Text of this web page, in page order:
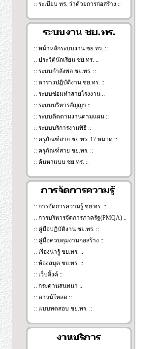
:: ระเบียบ ทร. ว่าด้วยการก่อสร้าง ::
:: หน้าหลักระบบงาน ชย.ทร. ::
:: ประว้ตินักเรียน ชย.ทร. ::
:: ระบบกำลังพล ชย.ทร. ::
:: ตารางปฏิบัติงาน ชย.ทร. ::
:: ระบบซ่อมทำสายโรงงาน ::
:: ระบบบริหารสัญญา ::
:: ระบบติดตามงานตามแผน ::
:: ระบบบริการงานพิธี ::
:: ครุภัณฑ์สาย ชย.ทร. 17 หมวด ::
:: ครุภัณฑ์สาย ชย.ทร. ::
:: ค้นหาแบบ ชย.ทร. ::
:: การจัดการความรู้ ชย.ทร. ::
:: การบริหารจัดการภาครัฐ(PMQA) ::
:: คู่มือปฏิบัติงาน ชย.ทร. ::
:: คู่มือควบคุมงานก่อสร้าง ::
:: เรื่องน่ารู้ ชย.ทร. ::
:: ห้องสมุด ชย.ทร. ::
:: เว็บลิ้งค์ ::
:: กระดานสนทนา ::
:: ดาวน์โหลด ::
:: แบบทดสอบ ชย.ทร. ::